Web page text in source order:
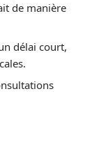
de manière
délai court,